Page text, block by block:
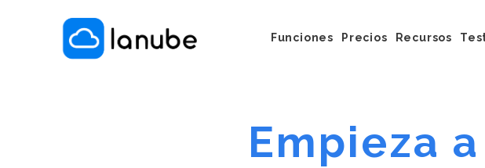
Funciones
Instagram/Facebook
Puesta en Marcha
Precios Recursos
Tutoriales
Empieza